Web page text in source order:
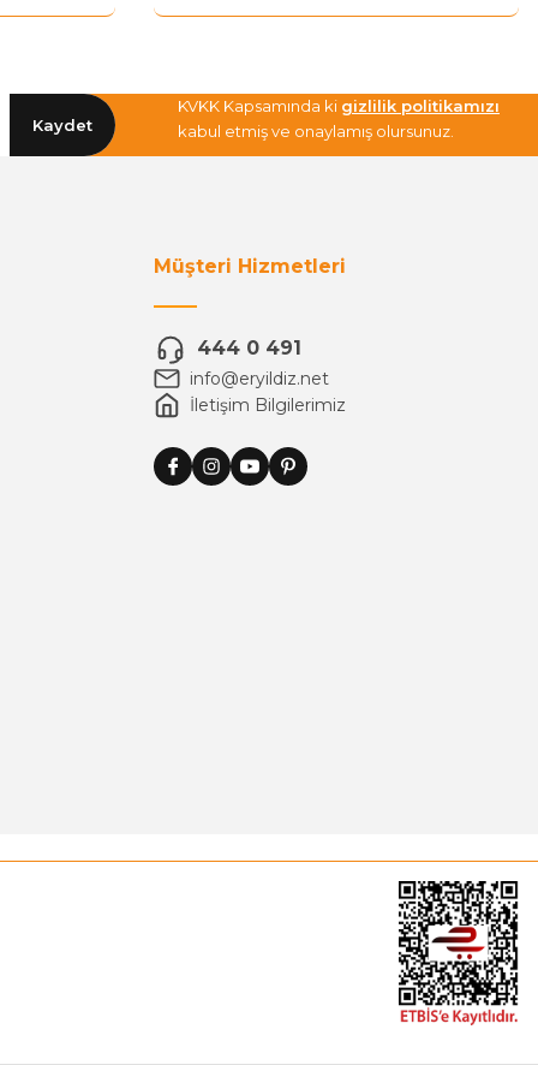
Kaydet
KVKK Kapsamında ki gizlilik politikamızı
kabul etmiş ve onaylamış olursunuz.
Müşteri Hizmetleri
444 0 491
info@eryildiz.net
İletişim Bilgilerimiz